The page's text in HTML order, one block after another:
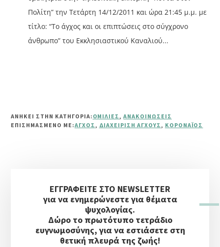
Πολίτη” την Τετάρτη 14/12/2011 και ώρα 21:45 μ.μ. με
τίτλο: “Το άγχος και οι επιπτώσεις στο σύγχρονο
άνθρωπο” του Εκκλησιαστικού Καναλιού...
ΑΝΗΚΕΙ ΣΤΗΝ ΚΑΤΗΓΟΡΙΑ: ΟΜΙΛΊΕΣ,ΑΝΑΚΟΙΝΏΣΕΙΣ
ΕΠΙΣΗΜΑΣΜΈΝΟ ΜΕ:ΆΓΧΟΣ, ΔΙΑΧΕΊΡΙΣΗ ΆΓΧΟΥΣ, ΚΟΡΟΝΑΪΌΣ
ΠλευρικήΕΓΓΡΑΦΕΙΤΕ ΣΤΟ NEWSLETTER
για να ενημερώνεστε για θέματα
ψυχολογίας.
Δώρο το πρωτότυπο τετράδιο
ευγνωμοσύνης, για να εστιάσετε στη
θετική πλευρά της ζωής!